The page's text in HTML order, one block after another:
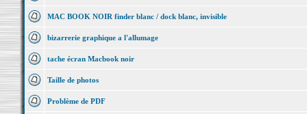
MAC BOOK NOIR finder blanc / dock blanc, invisible
bizarrerie graphique a l'allumage
tache écran Macbook noir
Taille de photos
Problème de PDF